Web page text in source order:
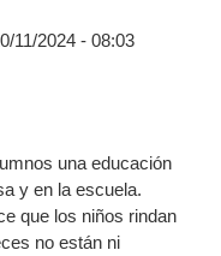
11/2024 - 08:03
una educación
y en la escuela.
que los niños rindan
no están ni